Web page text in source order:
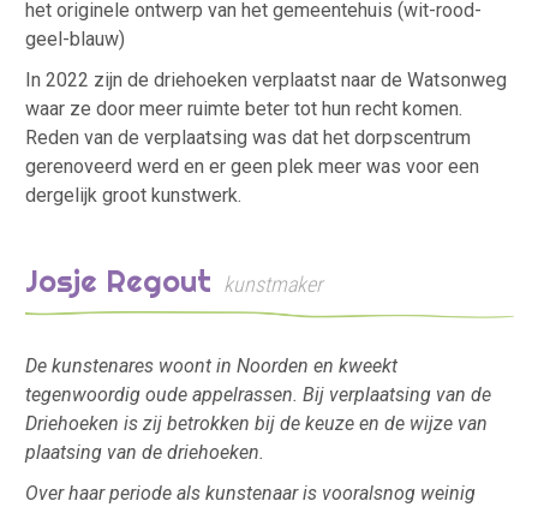
het originele ontwerp van het gemeentehuis (wit-rood-
geel-blauw)
In 2022 zijn de driehoeken verplaatst naar de Watsonweg
waar ze door meer ruimte beter tot hun recht komen.
Reden van de verplaatsing was dat het dorpscentrum
gerenoveerd werd en er geen plek meer was voor een
dergelijk groot kunstwerk.
Josje Regout kunstmaker
De kunstenares woont in Noorden en kweekt
tegenwoordig oude appelrassen. Bij verplaatsing van de
Driehoeken is zij betrokken bij de keuze en de wijze van
plaatsing van de driehoeken.
Over haar periode als kunstenaar is vooralsnog weinig